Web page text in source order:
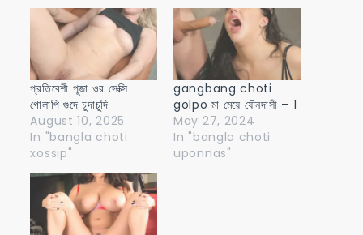
প্রতিবেশী পূজা ওর সেক্সি
গোলাপি গুদে চুদাচুদি
August 10, 2025
In "bangla choti
xossip"
gangbang choti
golpo মা মেয়ে যৌনদাসী – 1
May 27, 2024
In "bangla choti
uponnas"